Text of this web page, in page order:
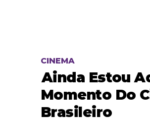
CINEMA
Ainda Estou
Momento Do
Brasileiro